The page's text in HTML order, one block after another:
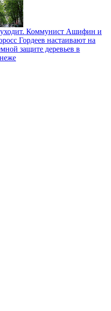
Коммунист Ашифин и
Гордеев настаивают на
защите деревьев в